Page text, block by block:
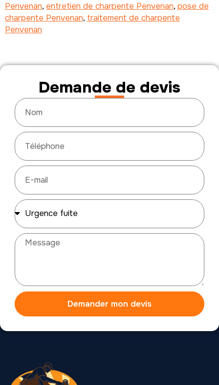
Penvenan, entretien de charpente Penvenan, pose de
charpente Penvenan, traitement de charpente
Penvenan
Demande de devis
Demander mon devis